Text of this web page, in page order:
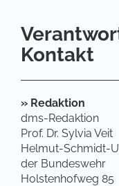
Kontakt
» Redaktion
dms-Redaktion
Prof. Dr. Sylvia Veit
Helmut-Schmidt-
der Bundeswehr
Holstenhofweg 85